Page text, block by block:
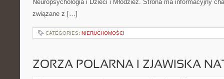
Neuropsychologia i Dzieci i Młodzież. Strona ma informacyjny
związane z […]
CATEGORIES: NIERUCHOMOŚCI
ZORZA POLARNA I ZJAWISKA